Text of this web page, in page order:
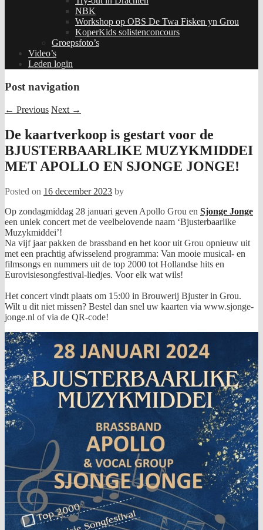
NBK
Workshop op OBS De Twa Fisken yn Grou
KoperKids solistenconcours
Groepsfoto’s
Video’s
Leden login
Post navigation
← Previous Next →
De kaartverkoop is gestart voor de
BJUSTERBAARLIKE MUZYKMIDDEI
MET APOLLO EN SJONGE JONGE!
Posted on 16 december 2023 by
Op zondagmiddag 28 januari geven Apollo Grou en Sjonge Jonge
een uniek concert met de veelbelovende naam ‘Bjusterbaarlike
Muzykmiddei’!
Na vijf jaar pakken de brassband en het koor uit Grou opnieuw uit
met een prachtig afwisselend programma: Van mooie musical- en
filmsongs en nummers uit de top 2000 tot Hollandse hits en
Eurovisiesongfestival-liedjes. Voor elk wat wils!
Het concert vindt plaats om 15:00 in Brouwerij Bjuster in Grou.
Wilt u dit niet missen? Bestel dan snel uw kaarten via www.sjonge-
jonge.nl of via de QR-code!